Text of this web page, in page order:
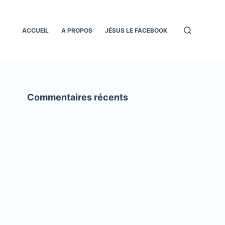
ACCUEIL A PROPOS JÉSUS LE FACEBOOK
Commentaires récents